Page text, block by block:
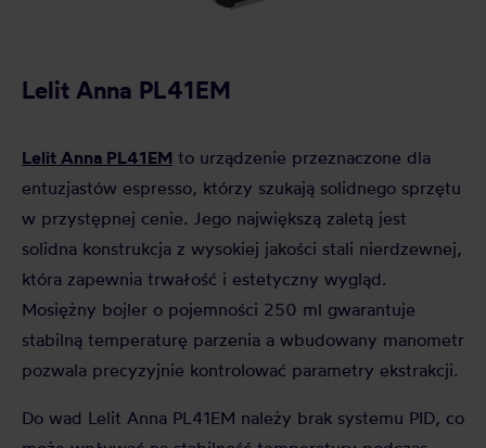
Lelit Anna PL41EM
Lelit Anna PL41EM to urządzenie przeznaczone dla
entuzjastów espresso, którzy szukają solidnego sprzętu
w przystępnej cenie. Jego największą zaletą jest
solidna konstrukcja z wysokiej jakości stali nierdzewnej,
która zapewnia trwałość i estetyczny wygląd.
Mosiężny bojler o pojemności 250 ml gwarantuje
stabilną temperaturę parzenia a wbudowany manometr
pozwala precyzyjnie kontrolować parametry ekstrakcji.
Do wad Lelit Anna PL41EM należy brak systemu PID, co